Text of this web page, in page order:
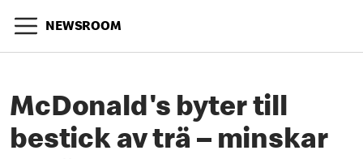
NEWSROOM
McDonald's byter till
bestick av trä – minskar